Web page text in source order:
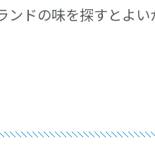
ドの味を探すとよい